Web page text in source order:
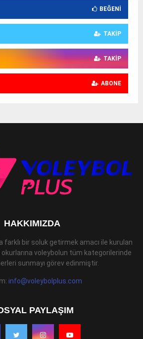
BEĞENI
TAKIP
TAKIP
ABONE
HAKKIMIZDA
farklı bir soluk getirmek amacı ile kurulan
voleybolun tüm kategorilerinde
sunmayı görev edinmiştir.
info@voleybolplus.com
PAYLAŞIM